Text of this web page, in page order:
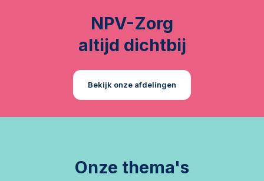
NPV-Zorg
altijd dichtbij
Bekijk onze afdelingen
Onze thema's